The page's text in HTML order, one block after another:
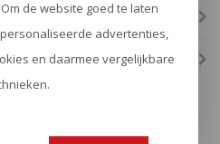
de website goed te laten
advertenties,
en daarmee vergelijkbare